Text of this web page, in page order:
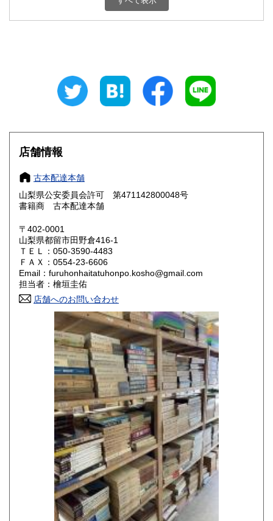
800円 三重県
大阪府
奈良県
鳥取県 800円 島根県
岡山県
山口県 800円
香川県 800円 愛媛県
高知県 800円
800円 長崎県
800円 大分県
800円 鹿児島県
1,500円
店舗情報
古本配達本舗
山梨県公安委員会許可 第471142800048号
書籍商 古本配達本舗
〒402-0001
山梨県都留市田野倉416-1
ＴＥＬ：050-3590-4483
ＦＡＸ：0554-23-6606
Email：furuhonhaitatuhonpo.kosho@gmail.com
担当者：檜垣圭佑
店舗へのお問い合わせ